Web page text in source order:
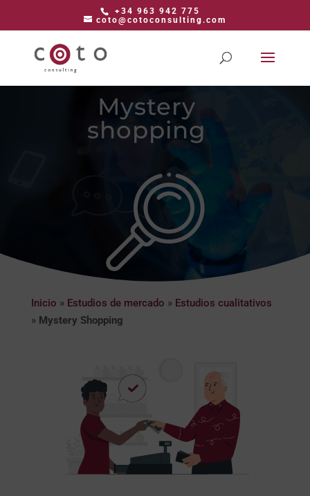
+34 963 942 775
coto@cotoconsulting.com
Mystery
shopping
Inicio » Estudios de mercado » Estudios cualitativos
» Mystery Shopping